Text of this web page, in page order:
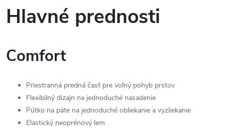
Hlavné prednosti
Comfort
Priestranná predná časť pre voľný pohyb prstov
Flexibilný dizajn na jednoduché nasadenie
Pútko na päte na jednoduché obliekanie a vyzliekanie
Elastický neoprénový lem